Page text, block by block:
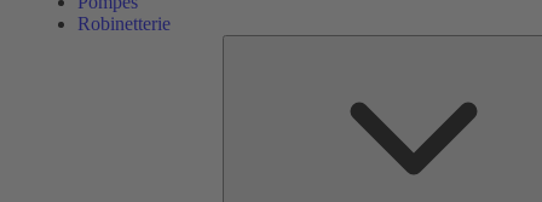
Robinetterie